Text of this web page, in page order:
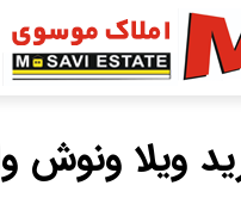
ویلا ونوش